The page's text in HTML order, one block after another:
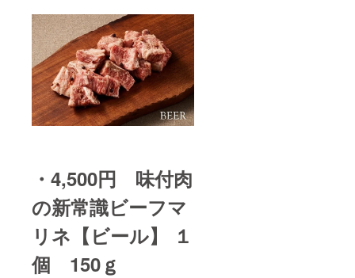
・4,500円 味付肉
の新常識ビーフマ
リネ【ビール】 １
個 150ｇ